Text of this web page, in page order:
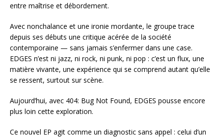
entre maîtrise et débordement.
Avec nonchalance et une ironie mordante, le groupe trace
depuis ses débuts une critique acérée de la société
contemporaine — sans jamais s’enfermer dans une case.
EDGES n’est ni jazz, ni rock, ni punk, ni pop : c’est un flux, une
matière vivante, une expérience qui se comprend autant qu’elle
se ressent, surtout sur scène.
Aujourd’hui, avec 404: Bug Not Found, EDGES pousse encore
plus loin cette exploration.
Ce nouvel EP agit comme un diagnostic sans appel : celui d’un